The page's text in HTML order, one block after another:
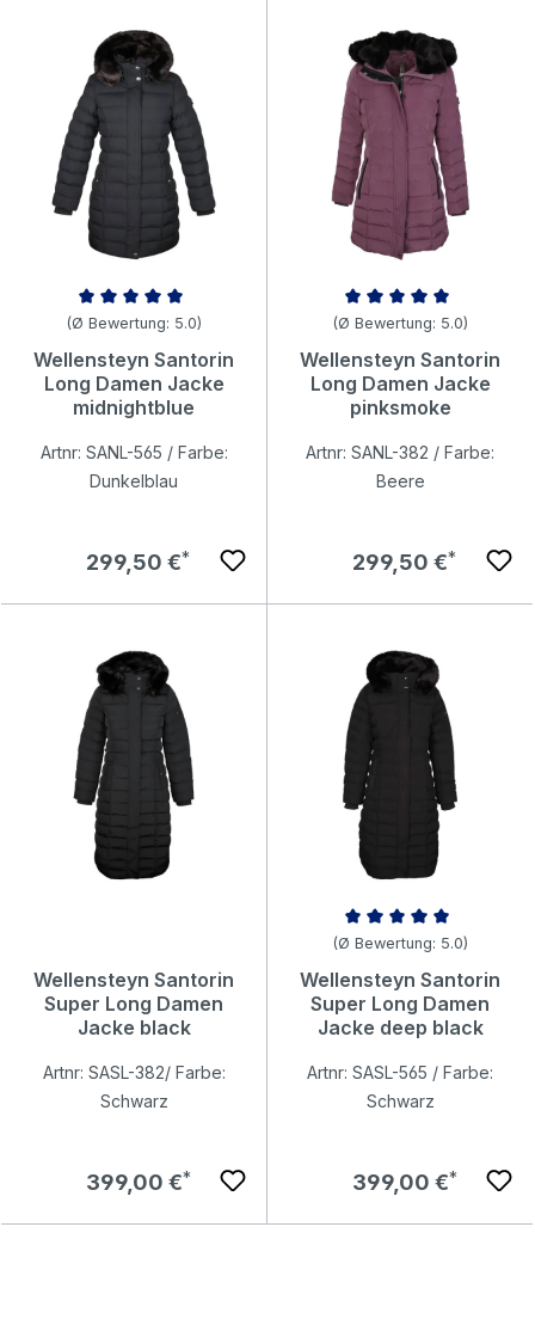
Durchschnittliche Bewertung von 5 von 5 Sternen
(Ø Bewertung: 5.0)
Wellensteyn Santorin
Long Damen Jacke
midnightblue
Artnr: SANL-565 / Farbe:
Dunkelblau
Regulärer Preis:
299,50 €
Durchschnittliche Bewertung
(Ø Bewertung: 5.0)
Wellensteyn Santorin
Long Damen Jacke
pinksmoke
Artnr: SANL-382 / Farbe:
Beere
Regulärer Preis:
299,50 €
Wellensteyn Santorin
Super Long Damen
Jacke black
Artnr: SASL-382/ Farbe:
Schwarz
Regulärer Preis:
399,00 €
Durchschnittliche Bewertung
(Ø Bewertung: 5.0)
Wellensteyn Santorin
Super Long Damen
Jacke deep black
Artnr: SASL-565 / Farbe:
Schwarz
Regulärer Preis:
399,00 €